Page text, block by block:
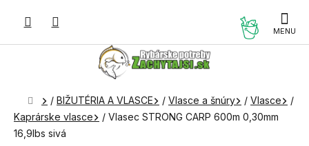
Domov
/ BIŽUTÉRIA A VLASCE / Vlasce a šnúry / Vlasce
/
Kaprárske vlasce
/ Vlasec STRONG CARP 600m 0,30mm
16,9lbs sivá